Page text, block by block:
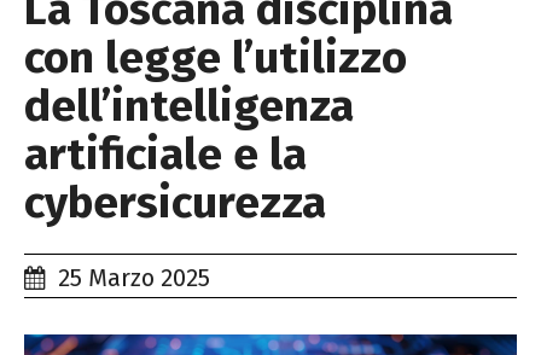
con legge l’utilizzo
dell’intelligenza
artificiale e la
cybersicurezza
25 Marzo 2025